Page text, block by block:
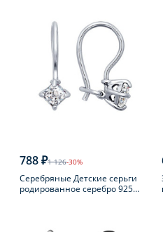
788 ₽1 126-30%
Серебряные Детские серьги
родированное серебро 925